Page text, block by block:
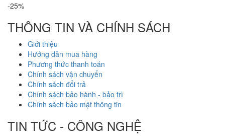
-25%
THÔNG TIN VÀ CHÍNH SÁCH
Giới thiệu
Hướng dẫn mua hàng
Phương thức thanh toán
Chính sách vận chuyển
Chính sách đổi trả
Chính sách bảo hành - bảo trì
Chính sách bảo mật thông tin
TIN TỨC - CÔNG NGHỆ